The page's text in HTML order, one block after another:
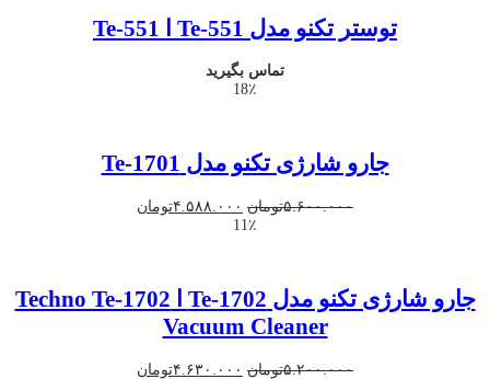
توستر تکنو مدل Te-551 ا Te-551
تماس بگیرید
18٪
جارو شارژی تکنو مدل Te-1701
۵.۶۰۰.۰۰۰تومان قیمت
اصلی
۴.۵۸۸.۰۰۰تومان
11٪
جارو شارژی تکنو مدل Te-1702 ا Techno Te-1702
Vacuum Cleaner
۵.۲۰۰.۰۰۰تومان قیمت
۴.۶۳۰.۰۰۰تومان